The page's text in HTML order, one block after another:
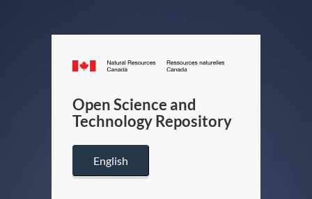
Canada.ca
/
Canada
Open Science and
Technology Repository
English